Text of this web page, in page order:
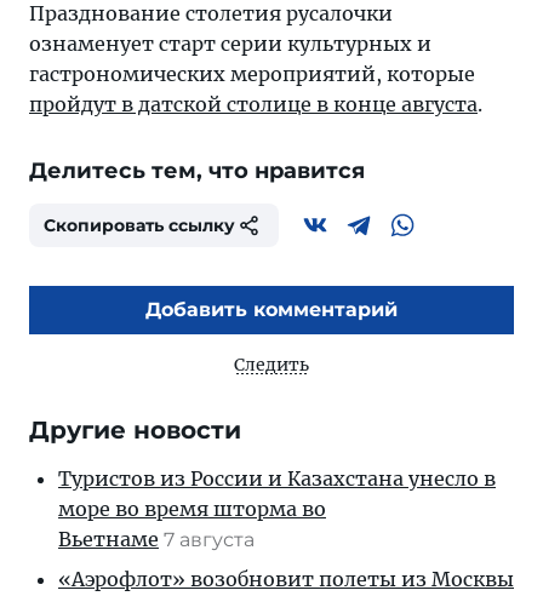
Празднование столетия русалочки
ознаменует старт серии культурных и
гастрономических мероприятий, которые
пройдут в датской столице в конце августа.
Делитесь тем, что нравится
Скопировать ссылку
Добавить комментарий
Следить
Другие новости
Туристов из России и Казахстана унесло в
море во время шторма во
Вьетнаме 7 августа
«Аэрофлот» возобновит полеты из Москвы